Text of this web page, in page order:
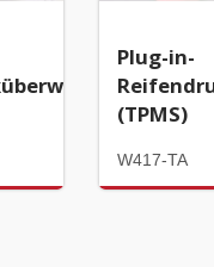
Plug-in-
(TPMS)
W417-TA